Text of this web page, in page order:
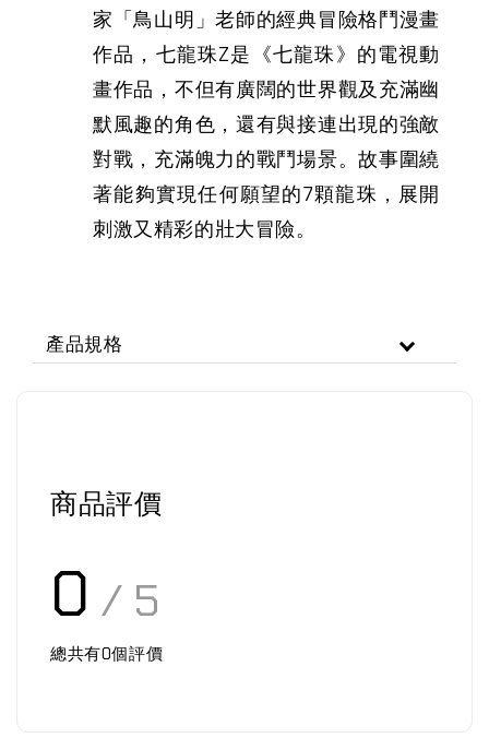
家「鳥山明」老師的經典冒險格鬥漫畫
作品，七龍珠Z是《七龍珠》的電視動
畫作品，不但有廣闊的世界觀及充滿幽
默風趣的角色，還有與接連出現的強敵
對戰，充滿魄力的戰鬥場景。故事圍繞
著能夠實現任何願望的7顆龍珠，展開
刺激又精彩的壯大冒險。
產品規格
商品評價
0 / 5
總共有0個評價